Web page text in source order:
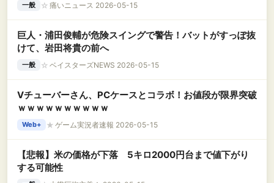
一般 ☆ 痛いニュース 2026-05-15
巨人・浦田俊輔が危険スイングで警告！バットがすっぽ抜
けて、岩田将貴の前へ
一般 ☆ ベイスターズNEWS 2026-05-15
Vチューバーさん、PCケースとコラボ！お値段が限界突破
ｗｗｗｗｗｗｗｗｗｗ
Web+ ★ ゲーム実況者速報 2026-05-15
【悲報】米の価格が下落 5キロ2000円台まで値下がり
する可能性